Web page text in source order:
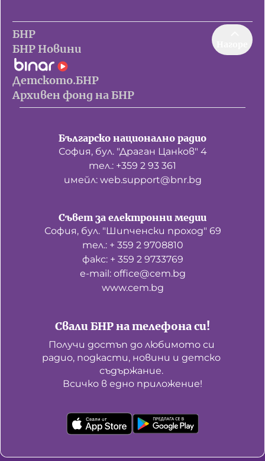
БНР
БНР Новини
Детското.БНР
Архивен фонд на БНР
Българско национално радио
София, бул. "Драган Цанков" 4
тел.: +359 2 93 361
имейл: web.support@bnr.bg
Свали БНР на телефона си!
Получи достъп до любимото си
радио, подкасти, новини и детско
съдържание.
Всичко в едно приложение!
Съвет за електронни медии
София, бул. "Шипченски проход" 69
тел.: + 359 2 9708810
факс: + 359 2 9733769
е-mail: office@cem.bg
www.cem.bg